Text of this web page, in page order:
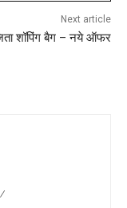
Next article
शॉपिंग बैग – नये ऑफर